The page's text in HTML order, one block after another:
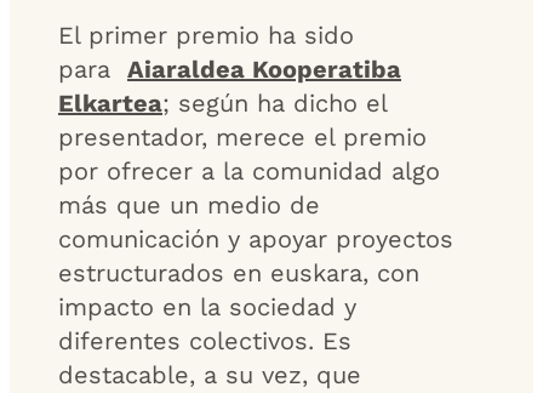
El primer premio ha sido
para Aiaraldea Kooperatiba
Elkartea; según ha dicho el
presentador, merece el premio
por ofrecer a la comunidad algo
más que un medio de
comunicación y apoyar proyectos
estructurados en euskara, con
impacto en la sociedad y
diferentes colectivos. Es
destacable, a su vez, que